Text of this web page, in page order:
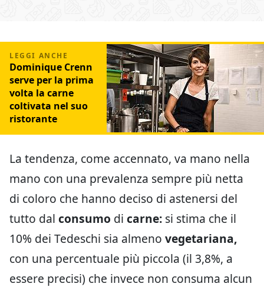
Dominique Crenn
serve per la prima
volta la carne
coltivata nel suo
ristorante
La tendenza, come accennato, va mano nella
mano con una prevalenza sempre più netta
di coloro che hanno deciso di astenersi del
tutto dal consumo di carne: si stima che il
10% dei Tedeschi sia almeno vegetariana,
con una percentuale più piccola (il 3,8%, a
essere precisi) che invece non consuma alcun